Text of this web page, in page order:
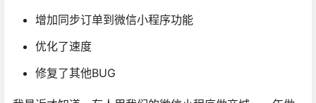
增加同步订单到微信小程序功能
优化了速度
修复了其他BUG